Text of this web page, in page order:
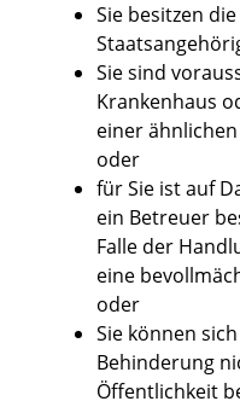
Sie besitzen
Sie sind
Krankenhaus
einer
oder
für Sie ist auf
ein Betreuer
Falle der
eine
oder
Sie können
Behinderung
Öffentlichkeit